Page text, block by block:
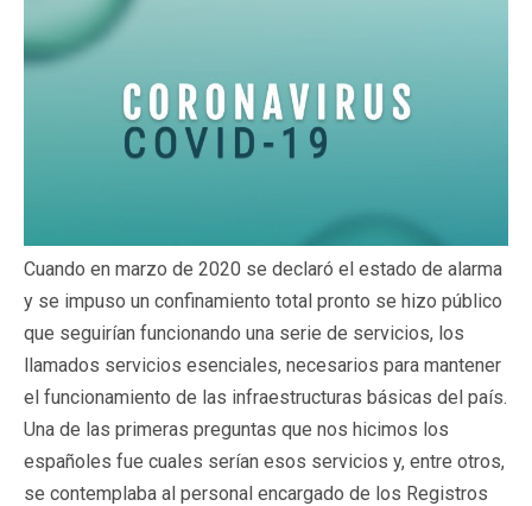
Cuando en marzo de 2020 se declaró el estado de alarma
y se impuso un confinamiento total pronto se hizo público
que seguirían funcionando una serie de servicios, los
llamados servicios esenciales, necesarios para mantener
el funcionamiento de las infraestructuras básicas del país.
Una de las primeras preguntas que nos hicimos los
españoles fue cuales serían esos servicios y, entre otros,
se contemplaba al personal encargado de los Registros